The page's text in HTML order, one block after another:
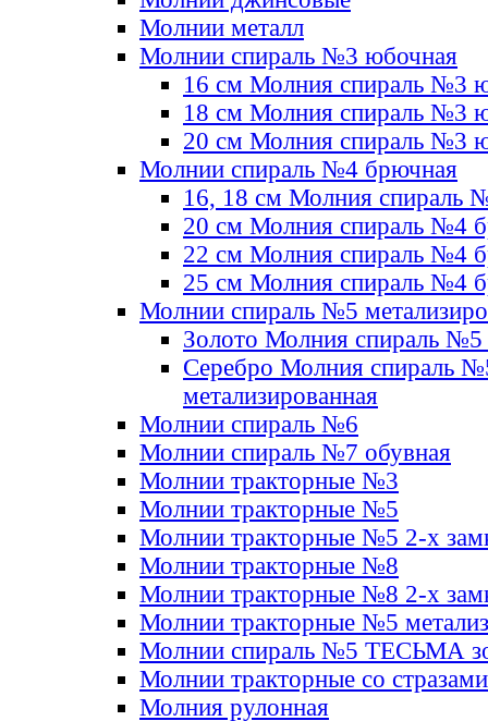
Молнии металл
Молнии спираль №3 юбочная
16 см Молния спираль №3
18 см Молния спираль №3
20 см Молния спираль №3
Молнии спираль №4 брючная
16, 18 см Молния спираль
20 см Молния спираль №4
22 см Молния спираль №4
25 см Молния спираль №4
Молнии спираль №5
Золото Молния спираль №5
Серебро Молния спираль
метализированная
Молнии спираль №6
Молнии спираль №7 обувная
Молнии тракторные №3
Молнии тракторные №5
Молнии тракторные №5 2-х
Молнии тракторные №8
Молнии тракторные №8 2-х
Молнии тракторные №5
Молнии спираль №5 ТЕСЬМА
Молнии тракторные со стразами
Молния рулонная